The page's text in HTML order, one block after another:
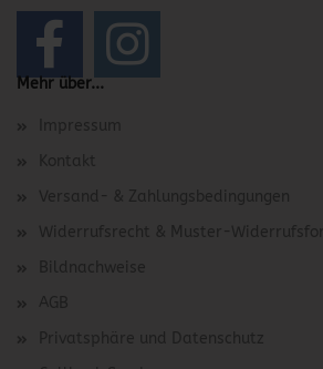
Mehr über...
Impressum
Kontakt
Versand- & Zahlungsbedingungen
Widerrufsrecht & Muster-
Bildnachweise
AGB
Privatsphäre und Datenschutz